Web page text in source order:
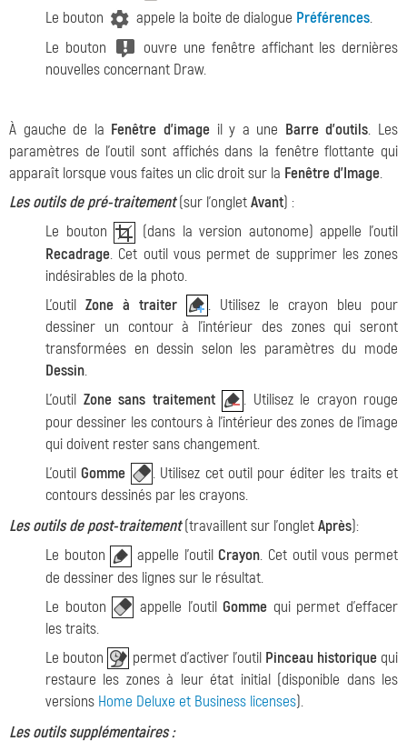
Le bouton
appele la boite de dialogue Préférences.
Le bouton
ouvre une fenêtre affichant les dernières
nouvelles concernant Draw.
À gauche de la Fenêtre d'imageil y a une Barre d'outils. Les
paramètres de l'outil sont affichés dans la fenêtre flottante qui
apparaît lorsque vous faites un clic droit sur la Fenêtre d'Image.
Les outils de pré-traitement(sur l'ongletAvant) :
Le bouton
(dans la version autonome) appelle l'outil
Recadrage. Cet outil vous permet de supprimer les zones
indésirables de la photo.
L'outil Zone à traiter
. Utilisez le crayon bleu pour
dessiner un contour à l'intérieur des zones qui seront
transformées en dessin selon les paramètres du mode
Dessin.
L'outil Zone sans traitement
. Utilisez le crayon rouge
pour dessiner les contours à l'intérieur des zones de l'image
qui doivent rester sans changement.
L'outilGomme
. Utilisez cet outil pour éditer les traits et
contours dessinés par les crayons.
Les outils de post-traitement(travaillent sur l'ongletAprès):
Le bouton
appelle l'outilCrayon. Cet outil vous permet
de dessiner des lignes sur le résultat.
Le bouton
appelle l'outilGomme qui permet d'effacer
les traits.
Le bouton
permet d'activer l'outil Pinceau historique qui
restaure les zones à leur état initial (disponible dans les
versions Home Deluxe et Business licenses).
Les outils supplémentaires :